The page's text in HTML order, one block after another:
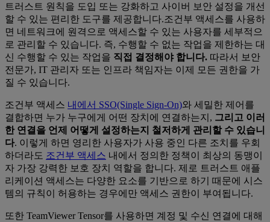
트러스트 원칙을 도입 또는 강화하고 사이버 보안 설정을 개선
할 수 있는 편리한 도구를 제공합니다.조건부 액세스를 사용하
면 네트워크에 원격으로 액세스할 수 있는 사용자를 세부적으
로 관리할 수 있습니다. 즉, 수행할 수 없는 작업을 제한하는 대
신 수행할 수 있는 작업을 직접 결정해야 합니다. 따라서 보안
전문가, IT 관리자 또는 인프라 책임자는 이제 모든 권한을 가
질 수 있습니다.
조건부 액세스 내에서 SSO(Single Sign-On)와 세밀한 제어를
결합하면 누가 누구에게 어떤 장치에 연결하는지, 그리고 이러
한 연결을 언제 어떻게 설정하는지 철저하게 관리할 수 있습니
다. 이렇게 하면 영리한 사용자가 사용 중인 다른 조치를 우회
하더라도 조건부 액세스 내에서 정의한 정책이 최상의 동맹이
자 가장 강력한 보호 장치 역할을 합니다. 제로 트러스트 애플
리케이션 액세스는 다양한 요소를 기반으로 하기 때문에 시스
템의 규칙이 허용하는 경우에만 액세스 권한이 부여됩니다.
또한 TeamViewer Tensor를 사용하면 계정 및 수신 연결에 대해